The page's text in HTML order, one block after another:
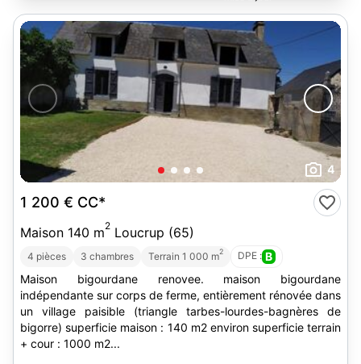
4
1 200 € CC*
Maison 140 m2 Loucrup (65)
4 pièces 3 chambres Terrain 1 000 m2 DPE : B
Maison bigourdane renovee. maison bigourdane
indépendante sur corps de ferme, entièrement rénovée dans
un village paisible (triangle tarbes-lourdes-bagnères de
bigorre) superficie maison : 140 m2 environ superficie terrain
+ cour : 1000 m2...